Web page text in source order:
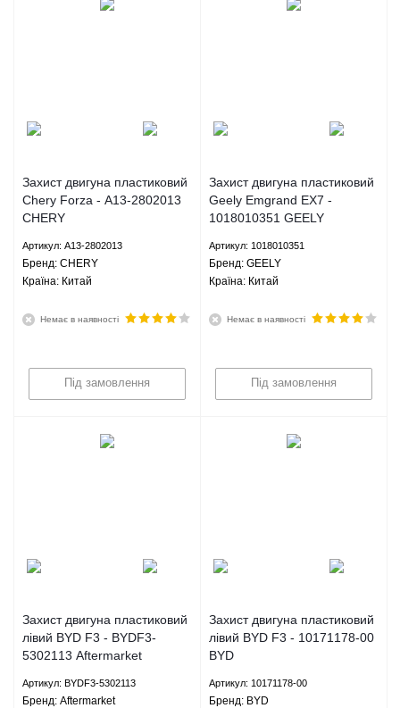
Захист двигуна пластиковий
Chery Forza - A13-2802013
CHERY
Артикул: A13-2802013
Брeнд: CHERY
Країна: Китай
Немає в наявності
Під замовлення
Захист двигуна пластиковий
Geely Emgrand EX7 -
1018010351 GEELY
Артикул: 1018010351
Брeнд: GEELY
Країна: Китай
Немає в наявності
Під замовлення
Захист двигуна пластиковий
лівий BYD F3 - BYDF3-
5302113 Aftermarket
Артикул: BYDF3-5302113
Брeнд: Aftermarket
Захист двигуна пластиковий
лівий BYD F3 - 10171178-00
BYD
Артикул: 10171178-00
Брeнд: BYD